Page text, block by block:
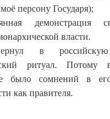
персону Государя);
демонстрация
власти.
в российскую
ритуал. Потому
было сомнений в
как правителя.